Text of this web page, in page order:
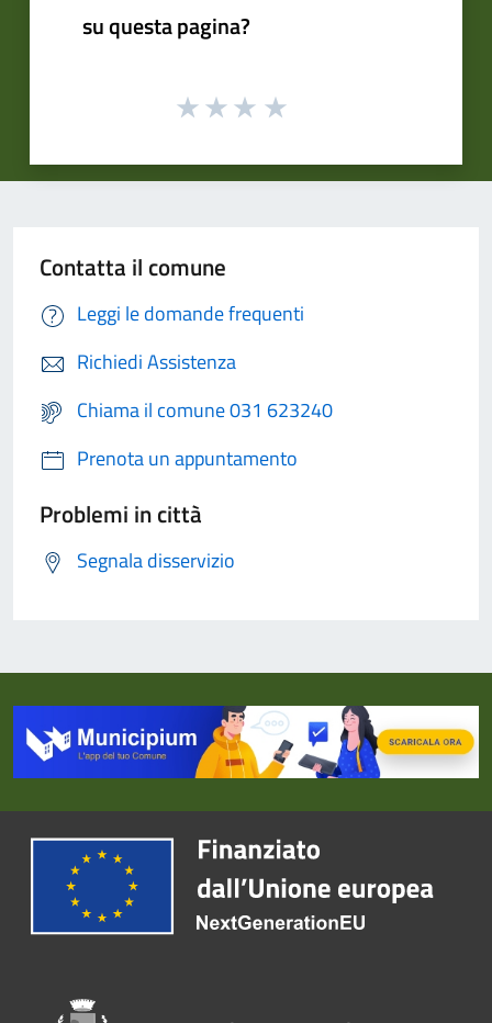
su questa pagina?
Contatta il comune
Leggi le domande frequenti
Richiedi Assistenza
Chiama il comune 031 623240
Prenota un appuntamento
Problemi in città
Segnala disservizio